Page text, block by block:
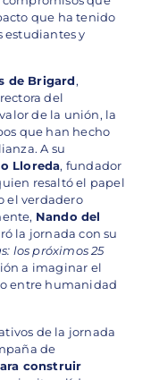
que ha tenido
estudiantes y
de Brigard,
del
de la unión, la
que han hecho
A su
Lloreda, fundador
resaltó el papel
el verdadero
Nando del
la jornada con su
los próximos 25
a imaginar el
entre humanidad
de la jornada
de
construir